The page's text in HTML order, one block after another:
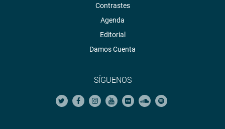
Contrastes
Agenda
Editorial
Damos Cuenta
SÍGUENOS